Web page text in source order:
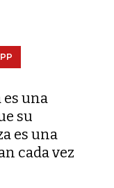
es una
su
es una
cada vez